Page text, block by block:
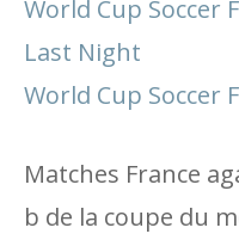
World Cup Soccer
Last Night
World Cup Soccer
Matches France
b de la coupe du